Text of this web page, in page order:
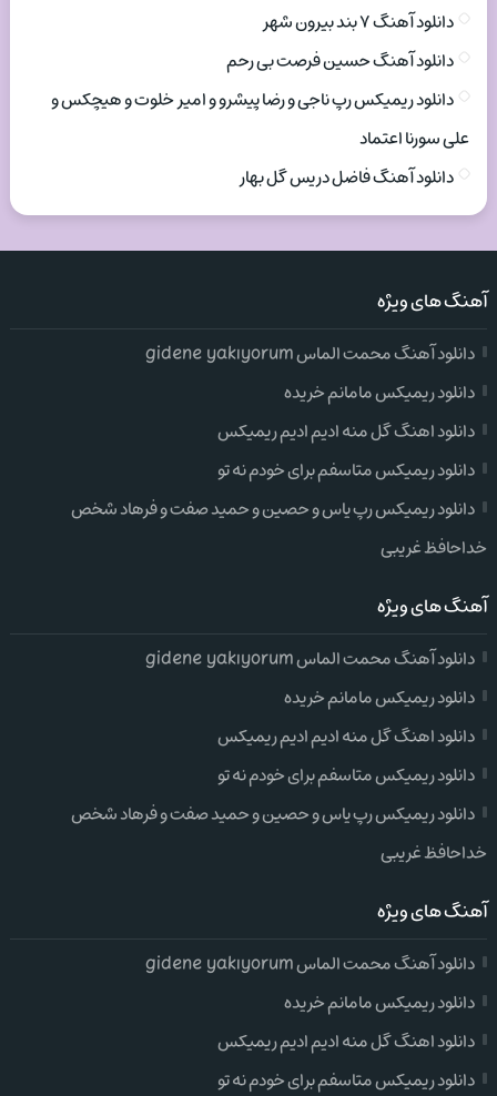
دانلود آهنگ ۷ بند بیرون شهر
دانلود آهنگ حسین فرصت بی رحم
دانلود ریمیکس رپ ناجی و رضا پیشرو و امیر خلوت و هیچکس و
علی سورنا اعتماد
دانلود آهنگ فاضل دریس گل بهار
آهنگ های ویژه
دانلود آهنگ محمت الماس gidene yakıyorum
دانلود ریمیکس مامانم خریده
دانلود اهنگ گل منه ادیم ادیم ریمیکس
دانلود ریمیکس متاسفم برای خودم نه تو
دانلود ریمیکس رپ یاس و حصین و حمید صفت و فرهاد شخص
خداحافظ غریبی
آهنگ های ویژه
دانلود آهنگ محمت الماس gidene yakıyorum
دانلود ریمیکس مامانم خریده
دانلود اهنگ گل منه ادیم ادیم ریمیکس
دانلود ریمیکس متاسفم برای خودم نه تو
دانلود ریمیکس رپ یاس و حصین و حمید صفت و فرهاد شخص
خداحافظ غریبی
آهنگ های ویژه
دانلود آهنگ محمت الماس gidene yakıyorum
دانلود ریمیکس مامانم خریده
دانلود اهنگ گل منه ادیم ادیم ریمیکس
دانلود ریمیکس متاسفم برای خودم نه تو